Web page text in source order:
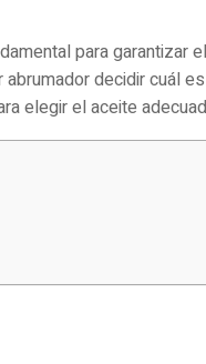
para garantizar
decidir cuál
elegir el aceite